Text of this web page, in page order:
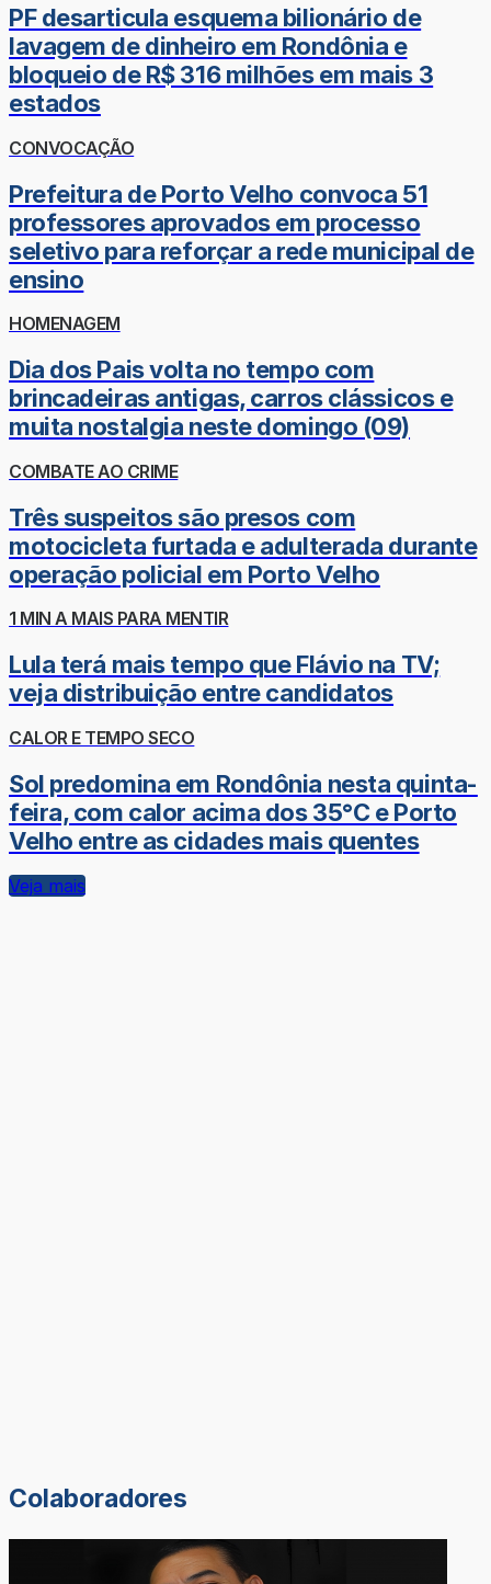
PF desarticula esquema bilionário de
lavagem de dinheiro em Rondônia e
bloqueio de R$ 316 milhões em mais 3
estados
CONVOCAÇÃO
Prefeitura de Porto Velho convoca 51
professores aprovados em processo
seletivo para reforçar a rede municipal de
ensino
HOMENAGEM
Dia dos Pais volta no tempo com
brincadeiras antigas, carros clássicos e
muita nostalgia neste domingo (09)
COMBATE AO CRIME
Três suspeitos são presos com
motocicleta furtada e adulterada durante
operação policial em Porto Velho
1 MIN A MAIS PARA MENTIR
Lula terá mais tempo que Flávio na TV;
veja distribuição entre candidatos
CALOR E TEMPO SECO
Sol predomina em Rondônia nesta quinta-
feira, com calor acima dos 35°C e Porto
Velho entre as cidades mais quentes
Veja mais
Colaboradores